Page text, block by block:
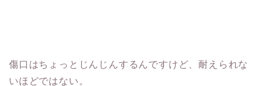
傷口はちょっとじんじんするんですけど、耐えられな
いほどではない。